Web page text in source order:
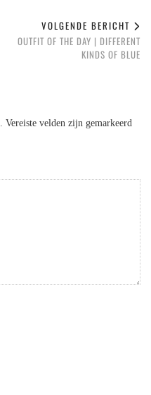
VOLGENDE BERICHT
OUTFIT OF THE DAY | DIFFERENT
KINDS OF BLUE
Vereiste velden zijn gemarkeerd